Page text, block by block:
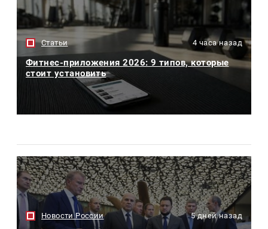
Статьи 4 часа назад
Фитнес-приложения 2026: 9 типов, которые
стоит установить
Новости России 5 дней назад